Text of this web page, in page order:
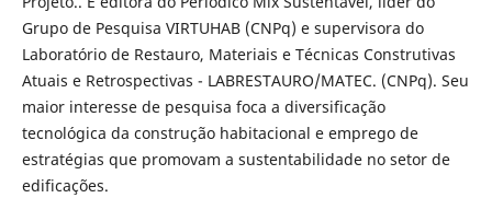
Grupo de Pesquisa VIRTUHAB (CNPq) e supervisora do
Laboratório de Restauro, Materiais e Técnicas Construtivas
Atuais e Retrospectivas - LABRESTAURO/MATEC. (CNPq). Seu
maior interesse de pesquisa foca a diversificação
tecnológica da construção habitacional e emprego de
estratégias que promovam a sustentabilidade no setor de
edificações.